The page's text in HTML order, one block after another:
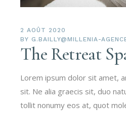
2 AOÛT 2020
BY G.BAILLY@MILLENIA-
The Retreat
Lorem ipsum dolor sit amet,
sit. Ne alia graecis sit, duo
tollit nonumy eos at, quot